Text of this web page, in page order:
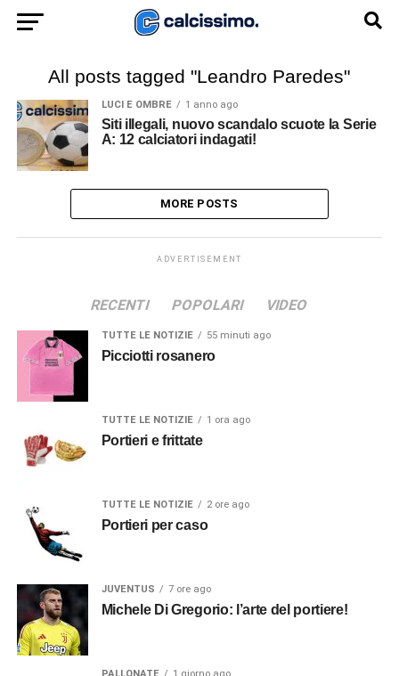
All posts tagged "Leandro Paredes"
LUCI E OMBRE 1 anno ago
Siti illegali, nuovo scandalo scuote la Serie
A: 12 calciatori indagati!
MORE POSTS
ADVERTISEMENT
RECENTI POPOLARI VIDEO
TUTTE LE NOTIZIE 55 minuti ago
Picciotti rosanero
TUTTE LE NOTIZIE 1 ora ago
Portieri e frittate
TUTTE LE NOTIZIE 2 ore ago
Portieri per caso
JUVENTUS 7 ore ago
Michele Di Gregorio: l’arte del portiere!